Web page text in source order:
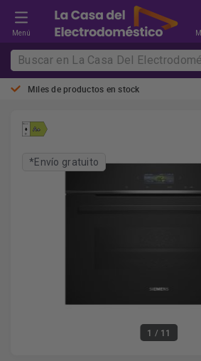
Menú
Miles de productos en stock
1 / 11
*Envío gratuito